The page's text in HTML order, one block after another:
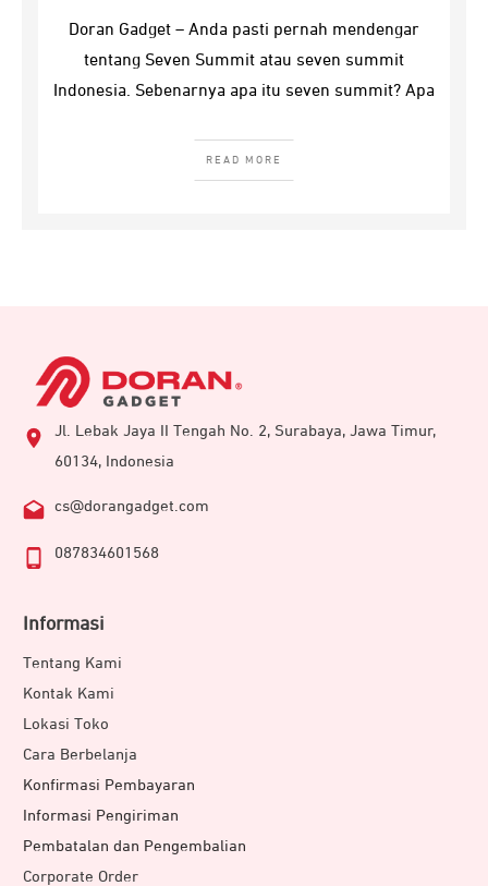
Doran Gadget – Anda pasti pernah mendengar
tentang Seven Summit atau seven summit
Indonesia. Sebenarnya apa itu seven summit? Apa
READ MORE
Jl. Lebak Jaya II Tengah No. 2, Surabaya, Jawa Timur,
60134, Indonesia
cs@dorangadget.com
087834601568
Informasi
Tentang Kami
Kontak Kami
Lokasi Toko
Cara Berbelanja
Konfirmasi Pembayaran
Informasi Pengiriman
Pembatalan dan Pengembalian
Corporate Order